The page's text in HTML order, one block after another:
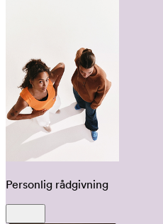
Personlig rådgivning